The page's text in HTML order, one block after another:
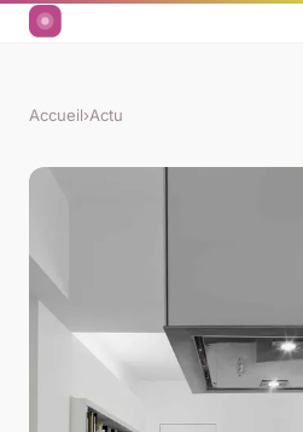
Accueil›Actu